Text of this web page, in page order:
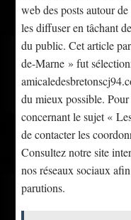
web des posts autour
les diffuser en tâchant
du public. Cet article
de-Marne » fut
du mieux possible.
concernant le sujet «
de contacter les
Consultez notre site
nos réseaux sociaux
parutions.